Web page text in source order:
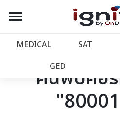
account_balance หน้าแรก
เว็บไซต์อิกไนท์
โปรโมชั่น
menu
MEDICAL SAT
GED
ค้นพบคอ